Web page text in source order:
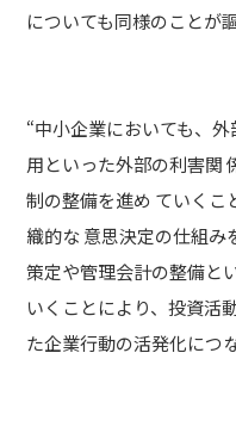
についても同様のことが
“中小企業においても、
用といった外部の利害関
制の整備を進め ていくこ
織的な 意思決定の仕組み
策定や管理会計の整備と
いくことにより、投資活
た企業行動の活発化につ